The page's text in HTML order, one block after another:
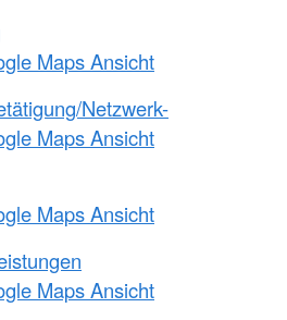
Maps Ansicht
Netzwerk-
Maps Ansicht
Maps Ansicht
Maps Ansicht